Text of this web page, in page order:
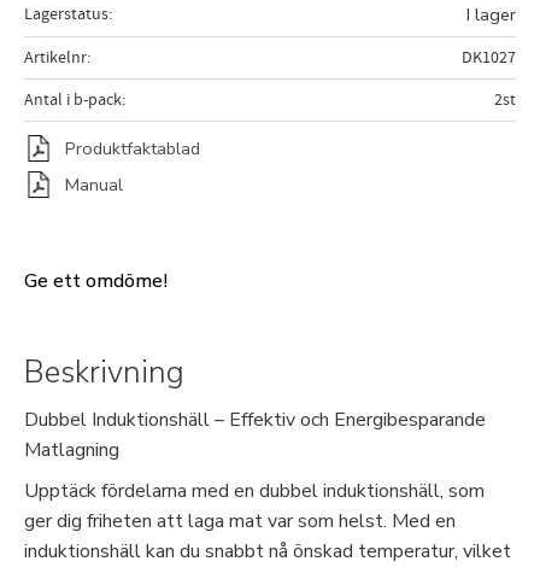
Lagerstatus I lager
Artikelnr
DK1027
Antal i b-pack
2st
Produktfaktablad
Manual
Ge ett omdöme!
Beskrivning
Dubbel Induktionshäll – Effektiv och Energibesparande
Matlagning
Upptäck fördelarna med en dubbel induktionshäll, som
ger dig friheten att laga mat var som helst. Med en
induktionshäll kan du snabbt nå önskad temperatur, vilket